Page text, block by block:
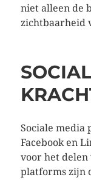
niet alleen de
zichtbaarheid
Sociale media
Facebook en
voor het delen
platforms zijn